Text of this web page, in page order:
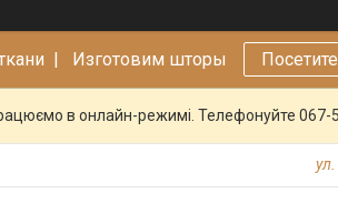
| Изготовим шторы
в онлайн-режимі. Телефонуйте 067-